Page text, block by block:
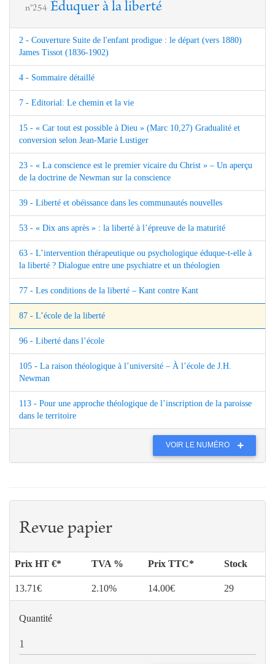
n°254 Éduquer à la liberté
2 - Couverture Suite de l'enfant prodigue : le départ (vers 1880)
James Tissot (1836-1902)
4 - Sommaire détaillé
7 - Editorial: Le chemin et la vie
15 - « Car tout est possible à Dieu » (Marc 10,27) Gradualité et
conversion selon Jean-Marie Lustiger
23 - « La conscience est le premier vicaire du Christ » – Un aperçu
de la doctrine de Newman sur la conscience
39 - Liberté et obéissance dans les communautés nouvelles
53 - « Dix ans après » : la liberté à l’épreuve de la maturité
63 - L’intervention thérapeutique ou psychologique éduque-t-elle à
la liberté ? Dialogue entre une psychiatre et un théologien
77 - Les conditions de la liberté – Kant contre Kant
87 - L’école de la liberté
96 - Liberté dans l’école
105 - La raison théologique à l’université – À l’école de J.H.
Newman
113 - Pour une approche théologique de l’inscription de la paroisse
dans le territoire
VOIR LE NUMÉRO
Revue papier
Prix HT €* TVA % Prix TTC* Stock
13.71€ 2.10% 14.00€ 29
Quantité